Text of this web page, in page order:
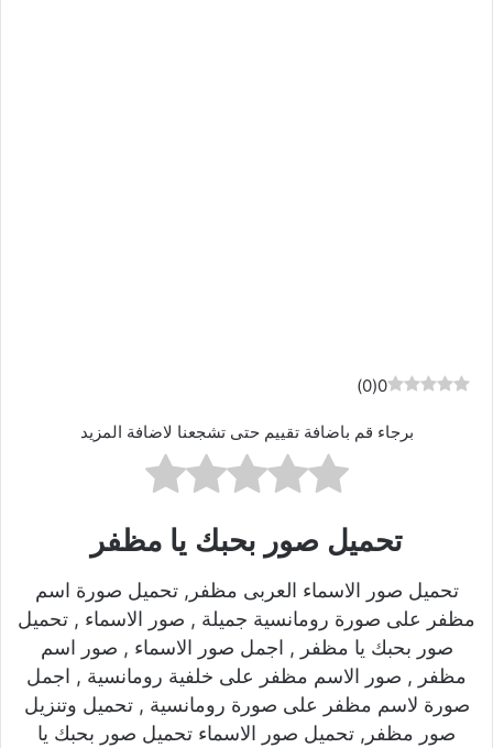
0
(
0
)
برجاء قم باضافة تقييم حتى تشجعنا لاضافة المزيد
تحميل صور بحبك يا مظفر
تحميل صور الاسماء العربى مظفر, تحميل صورة اسم
مظفر على صورة رومانسية جميلة , صور الاسماء , تحميل
صور بحبك يا مظفر , اجمل صور الاسماء , صور اسم
مظفر , صور الاسم مظفر على خلفية رومانسية , اجمل
صورة لاسم مظفر على صورة رومانسية , تحميل وتنزيل
صور مظفر, تحميل صور الاسماء تحميل صور بحبك يا